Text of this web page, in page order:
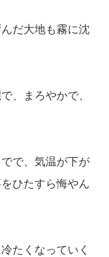
だ大地も霧に沈
、まろやかで、
で、気温が下が
ひたすら悔やん
たくなっていく